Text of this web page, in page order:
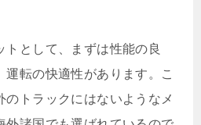
トとして、まずは性能の良
運転の快適性があります。こ
のトラックにはないようなメ